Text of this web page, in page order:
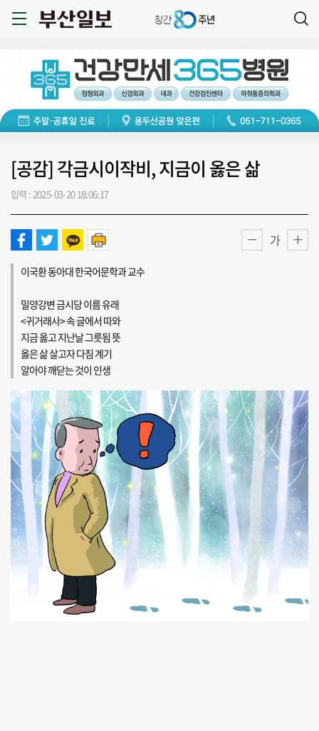
[공감] 각금시이작비, 지금이 옳은 삶
입력 : 2025-03-20 18:06:17
가
이국환 동아대 한국어문학과 교수
밀양강변 금시당 이름 유래
<귀거래사> 속 글에서 따와
지금 옳고 지난날 그릇됨 뜻
옳은 삶 살고자 다짐 계기
알아야 깨닫는 것이 인생